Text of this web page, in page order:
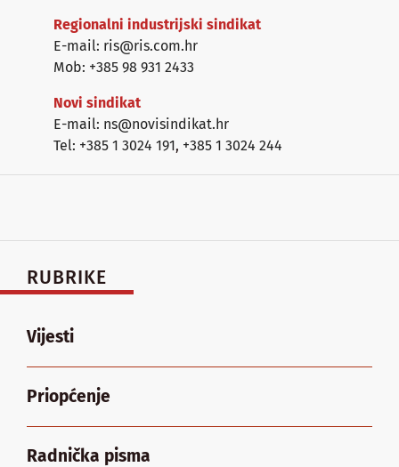
Regionalni industrijski sindikat
E-mail: ris@ris.com.hr
Mob: +385 98 931 2433
Novi sindikat
E-mail: ns@novisindikat.hr
Tel: +385 1 3024 191, +385 1 3024 244
RUBRIKE
Vijesti
Priopćenje
Radnička pisma